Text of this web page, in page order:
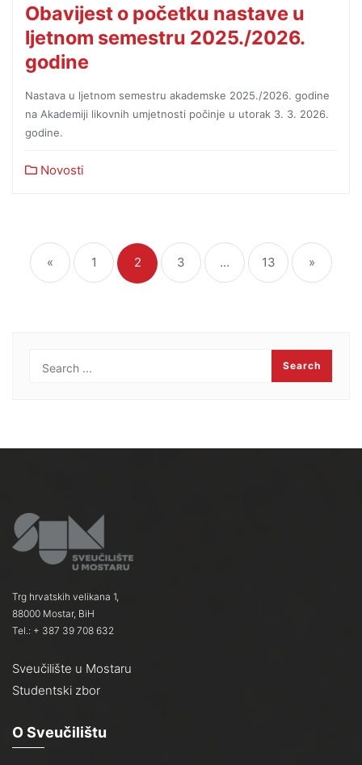
Obavijest o početku nastave u
ljetnom semestru 2025./2026.
godine
Nastava u ljetnom semestru akademske 2025./2026. godine
na Akademiji likovnih umjetnosti počinje u utorak 3. 3. 2026.
godine.
Novosti
« 1 2 3 … 13 »
Trg hrvatskih velikana 1,
88000 Mostar, BiH
Tel.: + 387 39 708 632
Sveučilište u Mostaru
Studentski zbor
O Sveučilištu